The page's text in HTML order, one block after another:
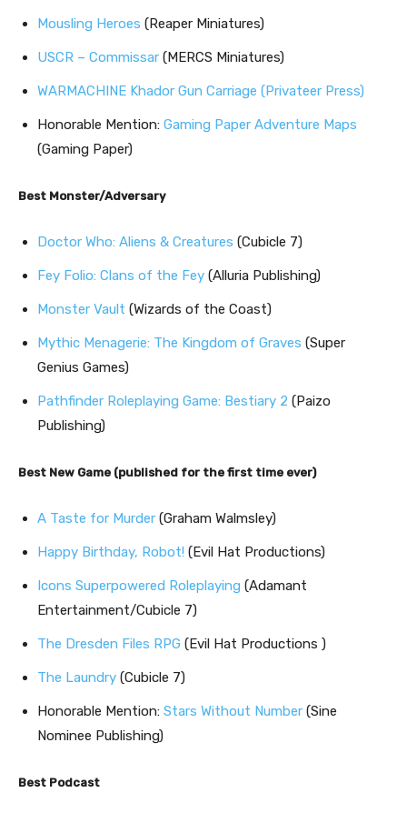
Mousling Heroes (Reaper Miniatures)
USCR – Commissar (MERCS Miniatures)
WARMACHINE Khador Gun Carriage (Privateer Press)
Honorable Mention: Gaming Paper Adventure Maps
(Gaming Paper)
Best Monster/Adversary
Doctor Who: Aliens & Creatures (Cubicle 7)
Fey Folio: Clans of the Fey (Alluria Publishing)
Monster Vault (Wizards of the Coast)
Mythic Menagerie: The Kingdom of Graves (Super
Genius Games)
Pathfinder Roleplaying Game: Bestiary 2 (Paizo
Publishing)
Best New Game (published for the first time ever)
A Taste for Murder (Graham Walmsley)
Happy Birthday, Robot! (Evil Hat Productions)
Icons Superpowered Roleplaying (Adamant
Entertainment/Cubicle 7)
The Dresden Files RPG (Evil Hat Productions )
The Laundry (Cubicle 7)
Honorable Mention: Stars Without Number (Sine
Nominee Publishing)
Best Podcast